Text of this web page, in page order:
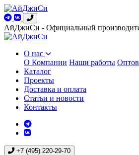
АйДжиСи - Официальный
О нас
О Компании Наши работы
Каталог
Проекты
Доставка и оплата
Статьи и новости
Контакты
+7 (495) 220-29-70